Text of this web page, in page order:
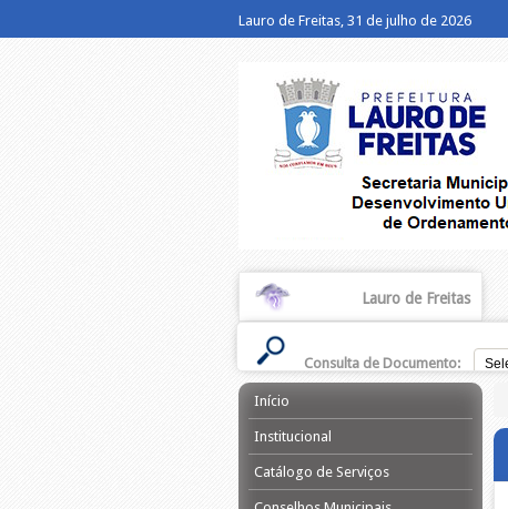
Lauro de Freitas, 31 de julho de 2026
Lauro de Freitas
Consulta de Documento:
Início
Institucional
Catálogo de Serviços